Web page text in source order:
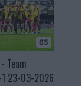
65
Team
23-03-2026